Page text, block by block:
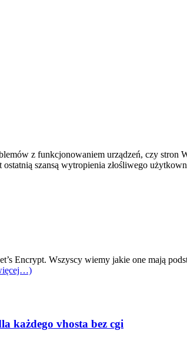
z funkcjonowaniem urządzeń, czy
szansą wytropienia złośliwego
Encrypt. Wszyscy wiemy jakie one mają
każdego vhosta bez cgi